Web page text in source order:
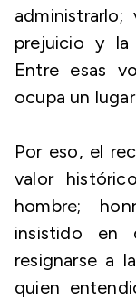
prejuicio y la
Entre esas
ocupa un
Por eso, el
valor
hombre;
insistido en
resignarse a
quien